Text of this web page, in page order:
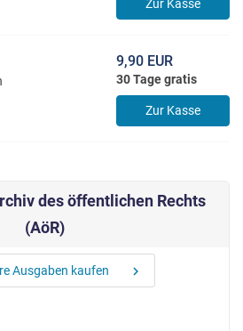
Zur Kasse
9,90 EUR
30 Tage gratis
Zur Kasse
des öffentlichen Rechts
(AöR)
Ausgaben kaufen chevron_right